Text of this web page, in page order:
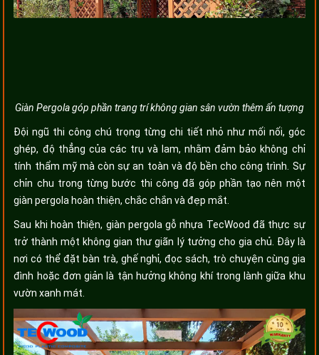
Giàn Pergola góp phần trang trí không gian sân vườn thêm ấn tượng
Đội ngũ thi công chú trọng từng chi tiết nhỏ như mối nối, góc
ghép, độ thẳng của các trụ và lam, nhằm đảm bảo không chỉ
tính thẩm mỹ mà còn sự an toàn và độ bền cho công trình. Sự
chỉn chu trong từng bước thi công đã góp phần tạo nên một
giàn pergola hoàn thiện, chắc chắn và đẹp mắt.
Sau khi hoàn thiện, giàn pergola gỗ nhựa TecWood đã thực sự
trở thành một không gian thư giãn lý tưởng cho gia chủ. Đây là
nơi có thể đặt bàn trà, ghế nghỉ, đọc sách, trò chuyện cùng gia
đình hoặc đơn giản là tận hưởng không khí trong lành giữa khu
vườn xanh mát.